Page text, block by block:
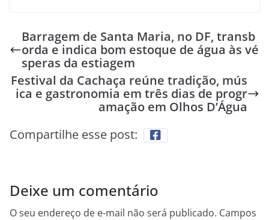
Barragem de Santa Maria, no DF, transb
orda e indica bom estoque de água às vé
speras da estiagem
Festival da Cachaça reúne tradição, mús
ica e gastronomia em três dias de progr
amação em Olhos D’Água
Compartilhe esse post:
Deixe um comentário
O seu endereço de e-mail não será publicado. Campos